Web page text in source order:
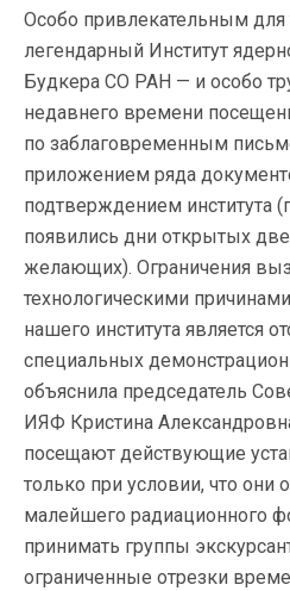
Особо привлекательным для
легендарный Институт
Будкера СО РАН — и особо
недавнего времени
по заблаговременным
приложением ряда
подтверждением института
появились дни открытых
желающих). Ограничения
технологическими
нашего института является
специальных
объяснила председатель
ИЯФ Кристина
посещают действующие
только при условии, что
малейшего радиационного
принимать группы
ограниченные отрезки